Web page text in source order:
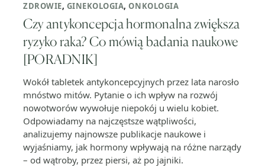
ZDROWIE, GINEKOLOGIA,ONKOLOGIA
Czy antykoncepcja hormonalna zwiększa
ryzyko raka? Co mówią badania naukowe
[PORADNIK]
Wokół tabletek antykoncepcyjnych przez lata narosło
mnóstwo mitów. Pytanie o ich wpływ na rozwój
nowotworów wywołuje niepokój u wielu kobiet.
Odpowiadamy na najczęstsze wątpliwości,
analizujemy najnowsze publikacje naukowe i
wyjaśniamy, jak hormony wpływają na różne narządy
– od wątroby, przez piersi, aż po jajniki.